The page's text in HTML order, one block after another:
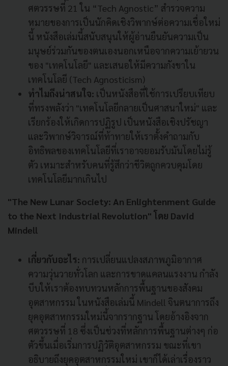
ศตวรรษที่ 21 ใน “Tech Agnostic” สำรวจความ
หมายของการเป็นนักคิดเชิงวิพากษ์ต่อความเชื่อใหม่
นี้ หนังสือเล่มนี้สนับสนุนให้ผู้อ่านยืนยันความเป็น
มนุษย์ร่วมกันของตนเองนอกเหนือจากความเย้ายวน
ของ "เทคโนโลยี" และเสนอให้มีความกังขาใน
เทคโนโลยี (Tech Agnosticism)
ทำไมถึงน่าสนใจ: เป็นหนังสือที่ใช้การเปรียบเทียบ
ที่ทรงพลังว่า "เทคโนโลยีกลายเป็นศาสนาใหม่" และ
เรียกร้องให้เกิดการปฏิรูป เป็นหนังสือเชิงปรัชญา
และวิพากษ์วิจารณ์ที่ท้าทายให้เราตั้งคำถามกับ
อิทธิพลของเทคโนโลยีที่เราอาจยอมรับมันโดยไม่รู้
ตัว เหมาะสำหรับคนที่รู้สึกว่าชีวิตถูกควบคุมโดย
เทคโนโลยีมากเกินไป
"The New Lunar Society: An Enlightenment Guide
to the Next Industrial Revolution" โดย David
Mindell
เกี่ยวกับอะไร: การเปลี่ยนแปลงสภาพภูมิอากาศ
ความวุ่นวายทั่วโลก และการขาดแคลนแรงงาน กำลัง
บีบให้เราต้องทบทวนหลักการพื้นฐานของสังคม
อุตสาหกรรม ในหนังสือเล่มนี้ Mindell จินตนาการถึง
ยุคอุตสาหกรรมใหม่นี้จากรากฐาน โดยอ้างอิงจาก
ศตวรรษที่ 18 ซึ่งเป็นช่วงที่หลักการพื้นฐานต่างๆ ก่อ
ตัวขึ้นเมื่อเริ่มการปฏิวัติอุตสาหกรรม ขณะที่เขา
อธิบายถึงยุคอุตสาหกรรมใหม่ เขาก็ได้เล่าเรื่องราว